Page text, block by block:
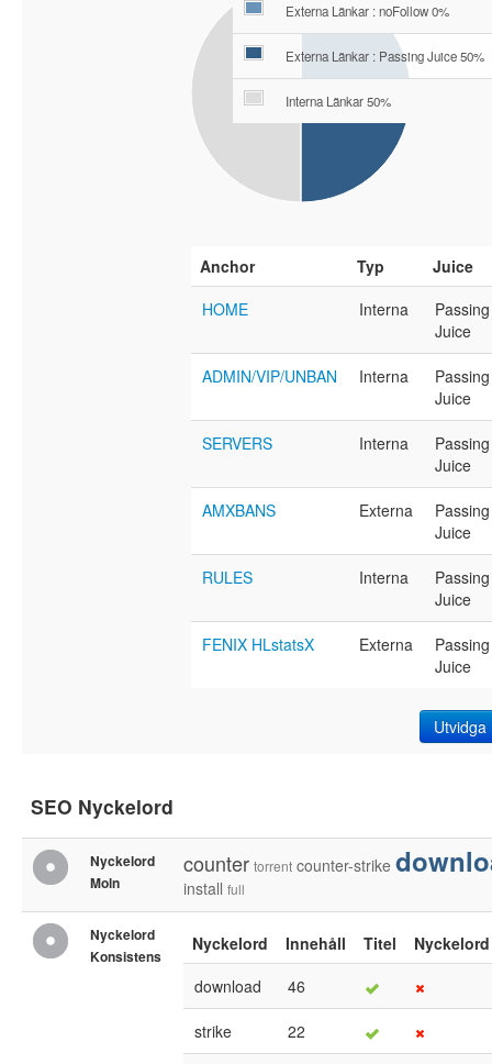
Externa Länkar : noFollow 0%
Externa Länkar : Passing Juice 50%
Interna Länkar 50%
Anchor Typ
Juice
HOME
Interna
Passing
Juice
ADMIN/VIP/UNBAN Interna
Passing
Juice
SERVERS Interna
Passing
Juice
AMXBANS Externa
Passing
Juice
RULES Interna
Passing
Juice
FENIX HLstatsX Externa
Passing
Juice
Utvidga
SEO Nyckelord
Nyckelord
Moln
counter torrent counter-strike
install full
Nyckelord
Konsistens
Nyckelord Innehåll Titel
Nyckelord
download
46
strike 22